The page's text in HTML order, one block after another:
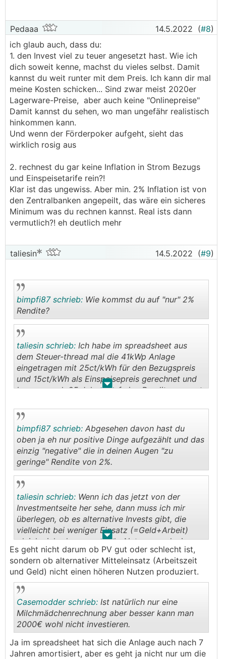
Pedaaa 14.5.2022 (#8)
ich glaub auch, dass du:
1. den Invest viel zu teuer angesetzt hast. Wie ich
dich soweit kenne, machst du vieles selbst. Damit
kannst du weit runter mit dem Preis. Ich kann dir mal
meine Kosten schicken... Sind zwar meist 2020er
Lagerware-Preise, aber auch keine "Onlinepreise"
Damit kannst du sehen, wo man ungefähr realistisch
hinkommen kann.
Und wenn der Förderpoker aufgeht, sieht das
wirklich rosig aus
2. rechnest du gar keine Inflation in Strom Bezugs
und Einspeisetarife rein?!
Klar ist das ungewiss. Aber min. 2% Inflation ist von
den Zentralbanken angepeilt, das wäre ein sicheres
Minimum was du rechnen kannst. Real ists dann
vermutlich?! eh deutlich mehr
taliesin 14.5.2022 (#9)
bimpfi87 schrieb: Wie kommst du auf "nur" 2%
Rendite?
. .
taliesin schrieb: Ich habe im spreadsheet aus
dem Steuer-thread mal die 41kWp Anlage
eingetragen mit 25ct/kWh für den Bezugspreis
und 15ct/kWh als Einspeisepreis gerechnet und
komme nach 25 Jahren auf eine Rendite von gut
..
bimpfi87 schrieb: Abgesehen davon hast du
oben ja eh nur positive Dinge aufgezählt und das
einzig "negative" die in deinen Augen "zu
geringe" Rendite von 2%.
. .
taliesin schrieb: Wenn ich das jetzt von der
Investmentseite her sehe, dann muss ich mir
überlegen, ob es alternative Invests gibt, die
vielleicht bei weniger Einsatz (=Geld+Arbeit)
gleich viel oder sogar mehr Nutzen produzieren.
Es geht nicht darum ob PV gut oder schlecht ist,
sondern ob alternativer Mitteleinsatz (Arbeitszeit
und Geld) nicht einen höheren Nutzen produziert.
..
Casemodder schrieb: Ist natürlich nur eine
Milchmädchenrechnung aber besser kann man
2000€ wohl nicht investieren.
Ja im spreadsheet hat sich die Anlage auch nach 7
Jahren amortisiert, aber es geht ja nicht nur um die